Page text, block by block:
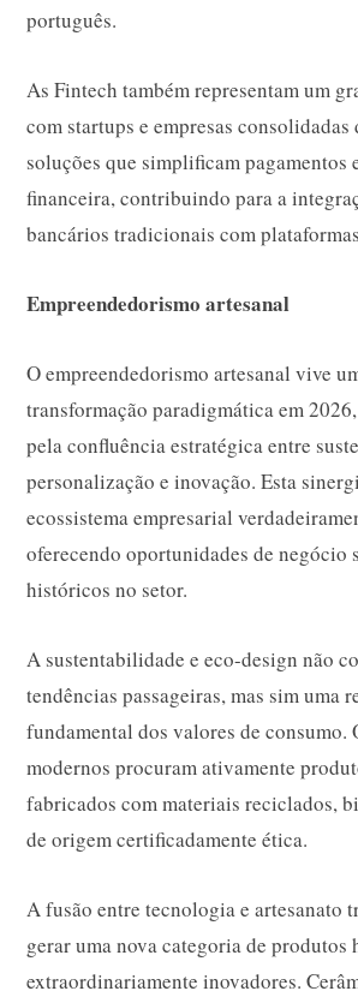
português.
As Fintech também representam um
com startups e empresas consolidadas
soluções que simplificam pagamentos
financeira, contribuindo para a
bancários tradicionais com
Empreendedorismo artesanal
O empreendedorismo artesanal vive
transformação paradigmática em
pela confluência estratégica entre
personalização e inovação. Esta
ecossistema empresarial
oferecendo oportunidades de negócio
históricos no setor.
A sustentabilidade e eco-design não
tendências passageiras, mas sim uma
fundamental dos valores de consumo.
modernos procuram ativamente
fabricados com materiais reciclados,
de origem certificadamente ética.
A fusão entre tecnologia e artesanato
gerar uma nova categoria de produtos
extraordinariamente inovadores.